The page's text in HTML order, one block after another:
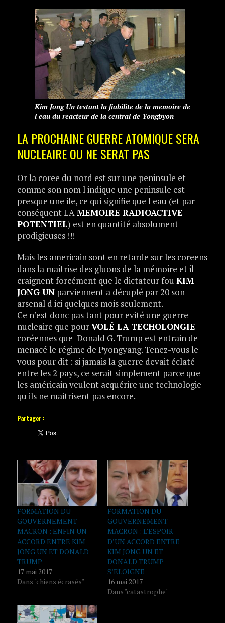
Kim Jong Un testant la fiabilite de la memoire de
l eau du reacteur de la central de Yongbyon
LA PROCHAINE GUERRE ATOMIQUE SERA
NUCLEAIRE OU NE SERAT PAS
Or la coree du nord est sur une peninsule et
comme son nom l indique une peninsule est
presque une ile, ce qui signifie que l eau (et par
conséquent LAMEMOIRE RADIOACTIVE
POTENTIEL) est en quantité absolument
prodigieuses !!!
Mais les americain sont en retarde sur les coreens
dans la maitrise des gluons de la mémoire et il
craignent forcément que le dictateur fou KIM
JONG UNparviennent a décuplé par 20 son
arsenal d ici quelques mois seulement.
Ce n’est donc pas tant pour evité une guerre
nucleaire que pourVOLÉ LA TECHOLONGIE
coréennes que Donald G. Trump est entrain de
menacé le régime de Pyongyang. Tenez-vous le
vous pour dit : si jamais la guerre devait éclaté
entre les 2 pays, ce serait simplement parce que
les américain veulent acquérire une technologie
qu ils ne maitrisent pas encore.
Partager :
FORMATION DU
GOUVERNEMENT
MACRON : ENFIN UN
ACCORD ENTRE KIM
JONG UN ET DONALD
TRUMP
17 mai 2017
Dans "chiens écrasés"
FORMATION DU
GOUVERNEMENT
MACRON : L’ESPOIR
D’UN ACCORD ENTRE
KIM JONG UN ET
DONALD TRUMP
S’ELOIGNE
16 mai 2017
Dans "catastrophe"